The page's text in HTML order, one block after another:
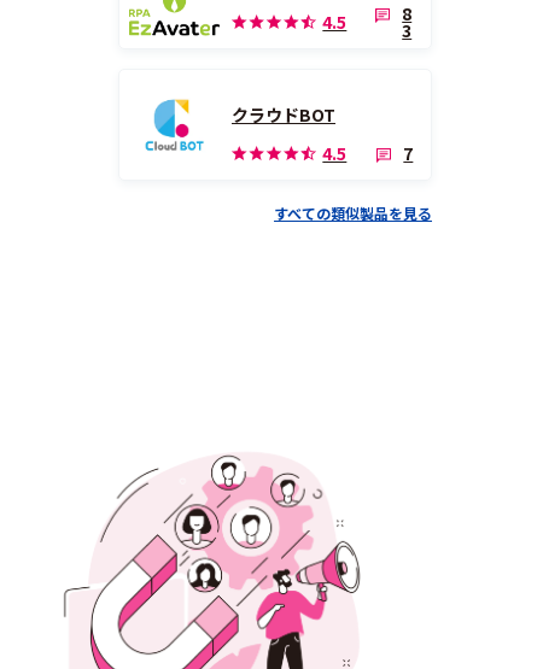
4.5
8
3
クラウドBOT
4.5
7
すべての類似製品を見る